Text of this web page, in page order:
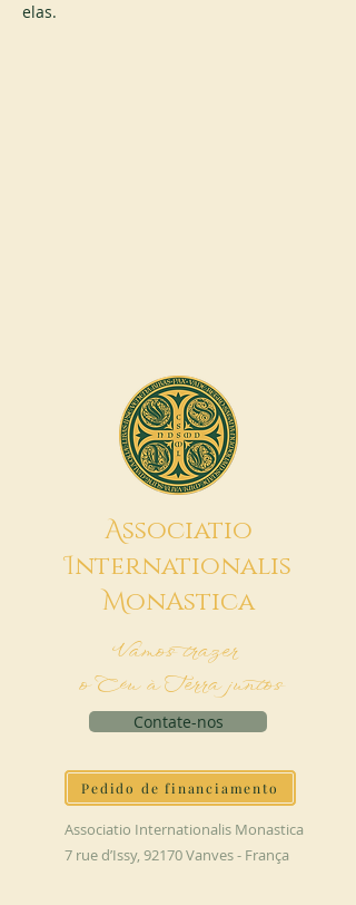
elas.
Associatio
Internationalis
MonAstica
Vamos trazer
o Céu à Terra juntos
Contate-nos
Pedido de financiamento
Associatio Internationalis Monastica
7 rue d’Issy, 92170 Vanves - França